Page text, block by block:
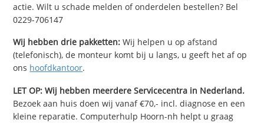
actie. Wilt u schade melden of onderdelen bestellen? Bel
0229-706147
Wij hebben drie pakketten: Wij helpen u op afstand
(telefonisch), de monteur komt bij u langs, u geeft het af op
ons hoofdkantoor.
LET OP: Wij hebben meerdere Servicecentra in Nederland.
Bezoek aan huis doen wij vanaf €70,- incl. diagnose en een
kleine reparatie. Computerhulp Hoorn-nh helpt u graag